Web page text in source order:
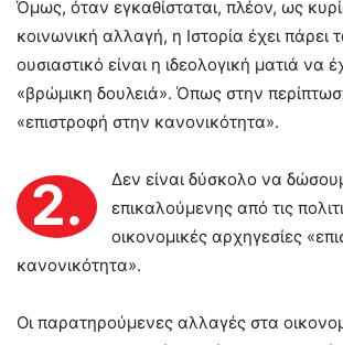
Όμως, όταν εγκαθίσταται, πλέον, ως
κοινωνική αλλαγή, η Ιστορία έχει πάρει
ουσιαστικό είναι η ιδεολογική ματιά να
«βρώμικη δουλειά». Όπως στην
«επιστροφή στην κανονικότητα».
2.
Δεν είναι δύσκολο να
επικαλούμενης από τις
οικονομικές αρχηγεσίες
κανονικότητα».
Οι παρατηρούμενες αλλαγές στα